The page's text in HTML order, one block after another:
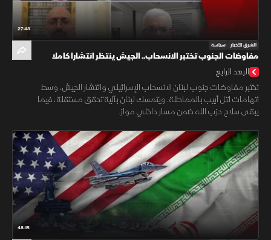
27:43
الشرق للأخبار سياسة
مفاوضات الجنوب تختبر الانسحاب.. الجيش ينتظر انتشارا كاملا
البعد الرابع
تختبر مفاوضات جنوب لبنان الانسحاب الإسرائيلي وانتشار الجيش، وسط
اتهامات لتل أبيب بالمماطلة. ويتمسك لبنان بآلية تحقق مستقلة، فيما
يبقى سلاح حزب الله ضمن مسار داخلي مواز.
48:15